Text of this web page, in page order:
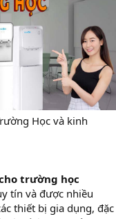
Học và kinh
trường học
tín và được nhiều
thiết bị gia dụng, đặc